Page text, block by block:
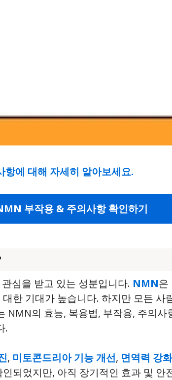
에 대해 자세히 알아보세요.
부작용 & 주의사항 확인하기
심을 받고 있는 성분입니다. NMN은
한 기대가 높습니다. 하지만 모든 사
NMN의 효능, 복용법, 부작용, 주의
.
, 미토콘드리아 기능 개선, 면역력 강화
되었지만, 아직 장기적인 효과 및 안